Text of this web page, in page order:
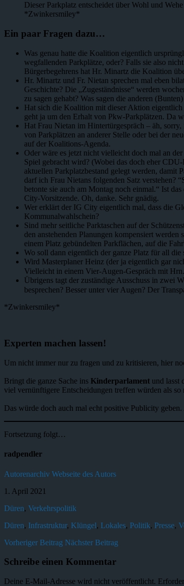
Dieser Parkplatz entscheidet über Wohl und
*Zwinkersmiley*
Ein paar Fragen dazu…
Was genau hatte die Koalition eigentlich
wegfallenden Parkplätze, oder? Falls sie also
Bürgerbegehrens hat Hr. Minartz die Koalition
Hr. Minartz und Fr. Nietan sprechen mal eben
Geschichte? Die „Zugeständnisse“ werden
zu sagen gehabt? Was sagen die anderen
Hat sich die Koalition mit dieser Aktion
geht ja um den Erhalt von Pkw-Parkplätzen. Da
Hat Frau Nietan im Hintertürgespräch – äh,
von Parkplätzen an anderer Stelle oder bei der
auf der Koalitions-Agenda.
Oder wäre es jetzt nicht vielleicht doch mal an
Spiel gebracht wird? (Wobei das doch eher
aktuellen Parkplatzbestand gelegt werden, damit
darf ich Frau Nietans folgenden Satz verstehen?
betonte sie auch am Montag noch einmal.“ Ist
City-Vorsitzende. Oh, danke. Sehr gnädig.
Wer erklärt der IG City eigentlich mal, dass die
Kommunalwahlschein?
Sind mehr seitliche Parktaschen auf der
den anstehenden Planungen kompensiert
einem Platz gebündelten Parkflächen, auf die
Wo soll dann eigentlich der ganze Platz für all
Wird Masterplaner Heinz (der ja eigentlich gar
Vielleicht in einem Vier-Augen-Gespräch mit
Übrigens tagt der zuständige Ausschuss in zwei
besprechen? Besser unter vier Augen? Der
*Zwinkersmiley*
Experten machen lassen!
Um nicht immer nur zu fragen und zu kritisieren, hier
Bringt die ganze Sache ins Kinderparlament und lasst
viel vernünftigere Entscheidungen treffen würden als
Das würde doch auch mal echt positive Publicity
Fortsetzung folgt…
radpendler
Autorenarchiv Webseite des Autors
1. April 2021
Düren, Verkehrspolitik
Düren, Infrastruktur, Klüngel, Lokales, Politik, Presse,
Vorheriger Beitrag Nächster Beitrag
Schreibe einen Kommentar
Deine E-Mail-Adresse wird nicht veröffentlicht.